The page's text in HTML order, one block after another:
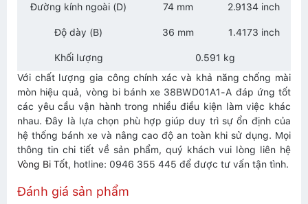
Đường kính ngoài (D) 74 mm 2.9134 inch
Độ dày (B) 36 mm 1.4173 inch
Khối lượng
0.591 kg
Với chất lượng gia công chính xác và khả năng chống mài
mòn hiệu quả, vòng bi bánh xe 38BWD01A1-A đáp ứng tốt
các yêu cầu vận hành trong nhiều điều kiện làm việc khác
nhau. Đây là lựa chọn phù hợp giúp duy trì sự ổn định của
hệ thống bánh xe và nâng cao độ an toàn khi sử dụng. Mọi
thông tin chi tiết về sản phẩm, quý khách vui lòng liên hệ
Vòng Bi Tốt, hotline: 0946 355 445 để được tư vấn tận tình.
Đánh giá sản phẩm